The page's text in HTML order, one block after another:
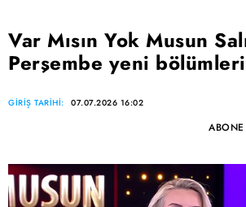
Var Mısın Yok Musun
Perşembe yeni
GİRİŞ TARİHİ: 07.07.2026 16:02